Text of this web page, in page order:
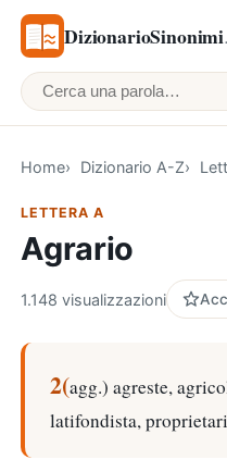
DizionarioSinonimi
Cerca una parola
Home Dizionario A-Z
LETTERA A
Agrario
1.148 visualizzazioni
2(agg.) agreste,
latifondista,